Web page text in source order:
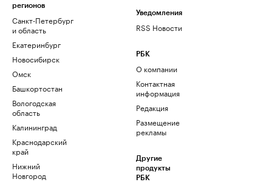
регионов
Санкт-Петербург
и область
Екатеринбург
Новосибирск
Омск
Башкортостан
Вологодская
область
Калининград
Краснодарский
край
Нижний
Новгород
Уведомления
RSS Новости
РБК
О компании
Контактная
информация
Редакция
Размещение
рекламы
Другие
продукты
РБК